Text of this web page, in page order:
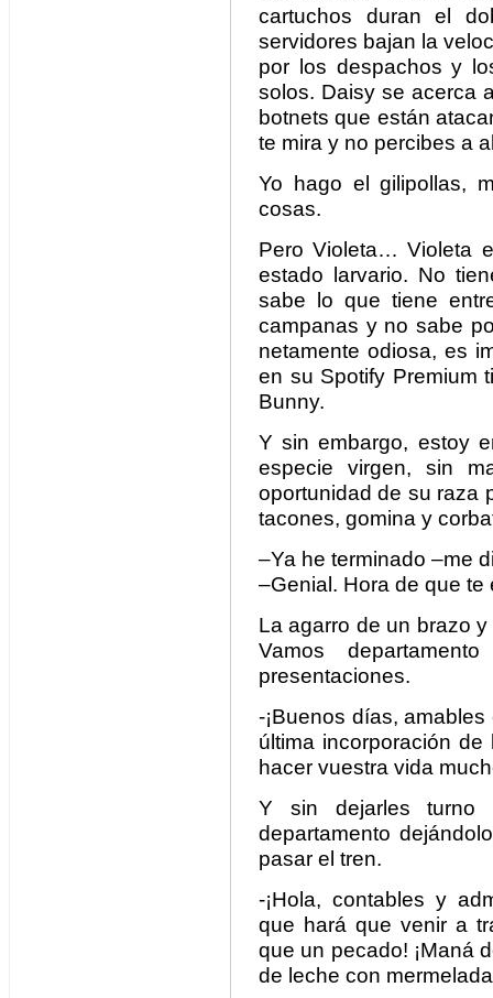
cartuchos duran el
servidores bajan la
por los despachos y
solos. Daisy se acerca
botnets que están
te mira y no percibes a
Yo hago el gilipollas,
cosas.
Pero Violeta… Violeta
estado larvario. No
sabe lo que tiene
campanas y no sabe
netamente odiosa, es
en su Spotify Premium
Bunny.
Y sin embargo, estoy
especie virgen, sin
oportunidad de su raza
tacones, gomina y
–Ya he terminado –me
–Genial. Hora de que te
La agarro de un brazo
Vamos
presentaciones.
-¡Buenos días,
última incorporación
hacer vuestra vida
Y sin dejarles turno
departamento
pasar el tren.
-¡Hola, contables y
que hará que venir a
que un pecado! ¡Maná
de leche con